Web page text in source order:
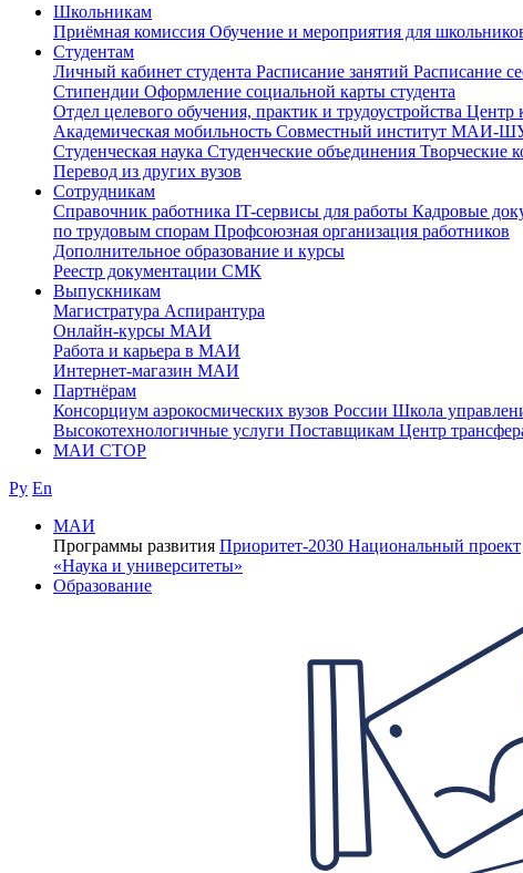
Школьникам
Приёмная комиссия Обучение и мероприятия для
Студентам
Личный кабинет студента Расписание занятий Расписание
Стипендии Оформление социальной карты студента
Отдел целевого обучения, практик и трудоустройства Центр
Академическая мобильность Совместный институт МАИ-
Студенческая наука Студенческие объединения Творческие
Перевод из других вузов
Сотрудникам
Cправочник работника IT-сервисы для работы Кадровые
по трудовым спорам Профсоюзная организация работников
Дополнительное образование и курсы
Реестр документации СМК
Выпускникам
Магистратура Аспирантура
Онлайн-курсы МАИ
Работа и карьера в МАИ
Интернет-магазин МАИ
Партнёрам
Консорциум аэрокосмических вузов России Школа
Высокотехнологичные услуги Поставщикам Центр
МАИ СТОР
Ру En
МАИ
Программы развития Приоритет-2030 Национальный проект
«Наука и университеты»
Образование